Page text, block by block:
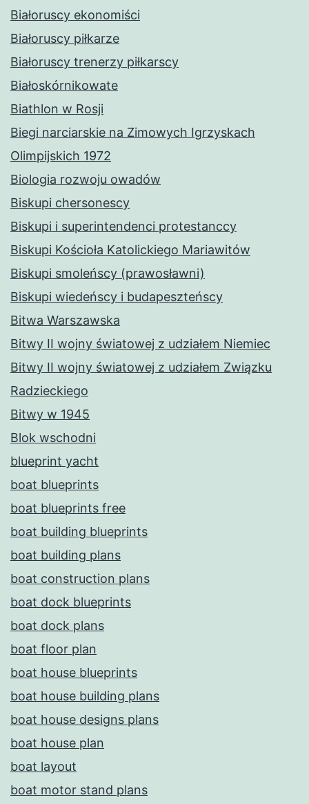
Białoruscy ekonomiści
Białoruscy piłkarze
Białoruscy trenerzy piłkarscy
Białoskórnikowate
Biathlon w Rosji
Biegi narciarskie na Zimowych Igrzyskach
Olimpijskich 1972
Biologia rozwoju owadów
Biskupi chersonescy
Biskupi i superintendenci protestanccy
Biskupi Kościoła Katolickiego Mariawitów
Biskupi smoleńscy (prawosławni)
Biskupi wiedeńscy i budapeszteńscy
Bitwa Warszawska
Bitwy II wojny światowej z udziałem Niemiec
Bitwy II wojny światowej z udziałem Związku
Radzieckiego
Bitwy w 1945
Blok wschodni
blueprint yacht
boat blueprints
boat blueprints free
boat building blueprints
boat building plans
boat construction plans
boat dock blueprints
boat dock plans
boat floor plan
boat house blueprints
boat house building plans
boat house designs plans
boat house plan
boat layout
boat motor stand plans